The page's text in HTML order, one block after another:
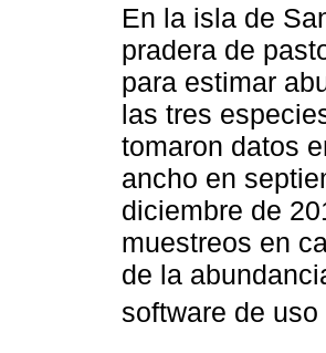
En la isla de
pradera de
para estimar
las tres
tomaron datos
ancho en
diciembre de
muestreos en
de la
software de uso